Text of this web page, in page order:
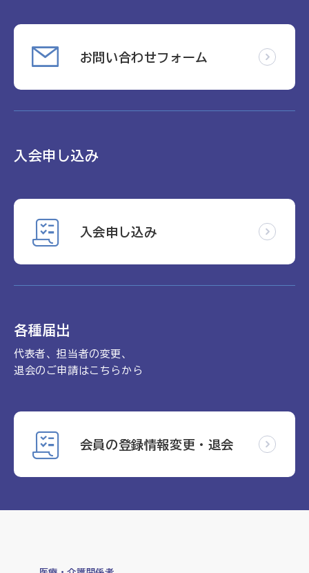
お問い合わせフォーム
入会申し込み
入会申し込み
各種届出
代表者、担当者の変更、
退会のご申請はこちらから
会員の登録情報変更・退会